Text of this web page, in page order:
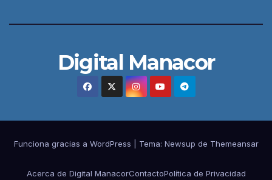
Digital Manacor
Funciona gracias a WordPress Tema: Newsup de Themeansar
Acerca de Digital ManacorContactoPolítica de Privacidad